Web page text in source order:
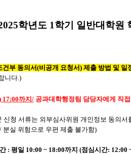
학년도 1학기 일반대학원
건부 동의서(비공개 요청서) 제출 방법 및 일
니다.)
17:00까지/공과대학행정팀 담당자에게 직
신청 서류는 외부심사위원 개인정보 동의서
분실 위험으로 우편 제출 불가함)
: 평일 10:00 ~ 18:00까지 (점심시간: 12:00